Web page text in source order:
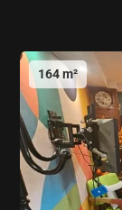
164 m²